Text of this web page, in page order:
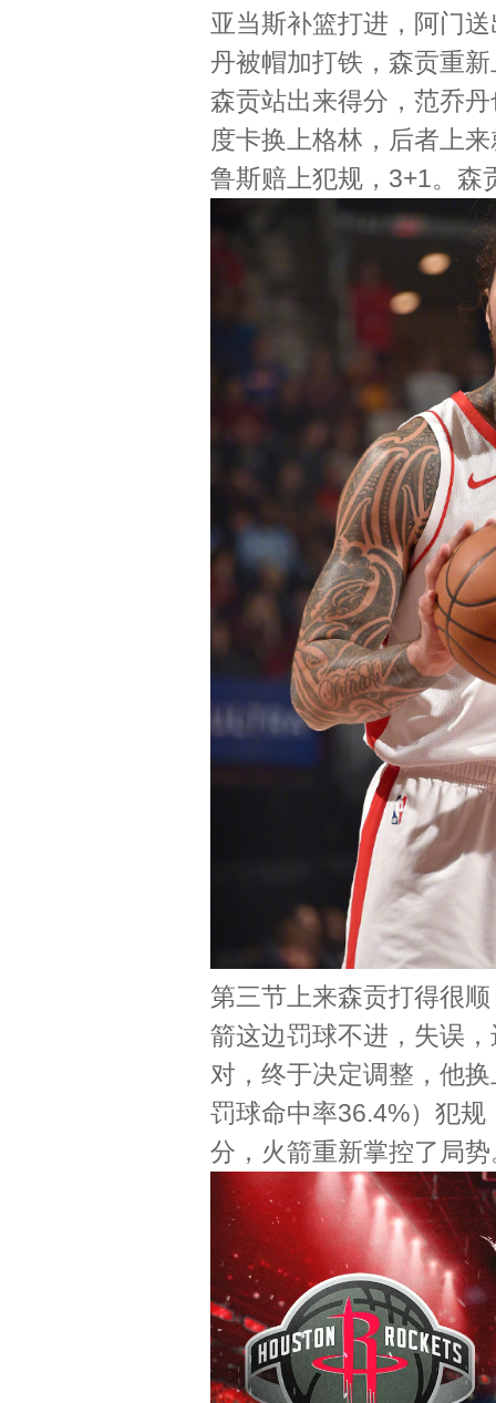
亚当斯补篮打进，阿门
丹被帽加打铁，森贡重
森贡站出来得分，范乔
度卡换上格林，后者上
鲁斯赔上犯规，3+1。森
第三节上来森贡打得很
箭这边罚球不进，失误
对，终于决定调整，他
罚球命中率36.4%）犯
分，火箭重新掌控了局